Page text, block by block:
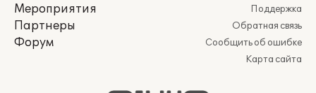
Мероприятия
Партнеры
Форум
Поддержка
Обратная связь
Сообщить об ошибке
Карта сайта